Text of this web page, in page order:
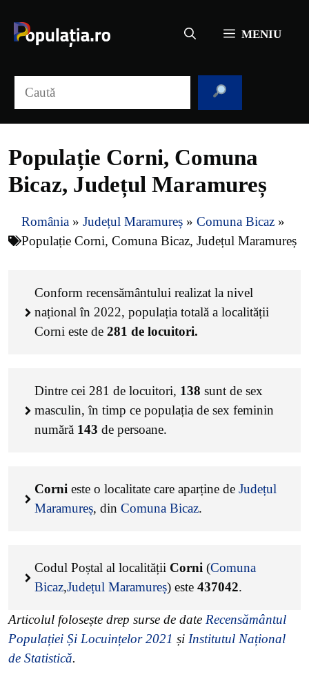
conținut
MENIU
Populație Corni, Comuna
Bicaz, Județul Maramureș
România » Județul Maramureș » Comuna Bicaz »
Populație Corni, Comuna Bicaz, Județul Maramureș
Conform recensământului realizat la nivel
național în 2022, populația totală a localității
Corni este de 281 de locuitori.
Dintre cei 281 de locuitori, 138 sunt de sex
masculin, în timp ce populația de sex feminin
numără 143 de persoane.
Corni este o localitate care aparține de Județul
Maramureș, din Comuna Bicaz.
Codul Poștal al localității Corni (Comuna
Bicaz,Județul Maramureș) este 437042.
Articolul folosește drep surse de date Recensământul
Populației Și Locuințelor 2021 și Institutul Național
de Statistică.